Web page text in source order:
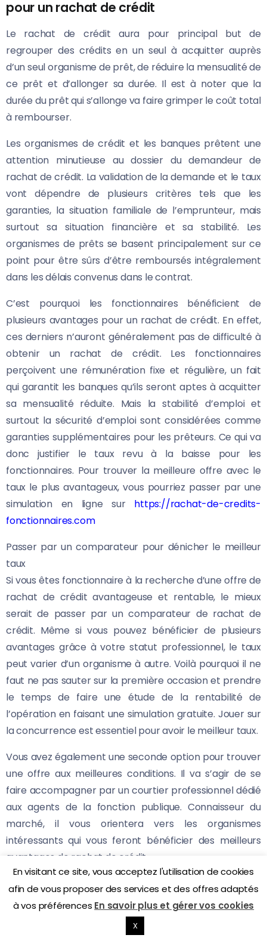
pour un rachat de crédit
Le rachat de crédit aura pour principal but de
regrouper des crédits en un seul à acquitter auprès
d’un seul organisme de prêt, de réduire la mensualité de
ce prêt et d’allonger sa durée. Il est à noter que la
durée du prêt qui s’allonge va faire grimper le coût total
à rembourser.
Les organismes de crédit et les banques prêtent une
attention minutieuse au dossier du demandeur de
rachat de crédit. La validation de la demande et le taux
vont dépendre de plusieurs critères tels que les
garanties, la situation familiale de l’emprunteur, mais
surtout sa situation financière et sa stabilité. Les
organismes de prêts se basent principalement sur ce
point pour être sûrs d’être remboursés intégralement
dans les délais convenus dans le contrat.
C’est pourquoi les fonctionnaires bénéficient de
plusieurs avantages pour un rachat de crédit. En effet,
ces derniers n’auront généralement pas de difficulté à
obtenir un rachat de crédit. Les fonctionnaires
perçoivent une rémunération fixe et régulière, un fait
qui garantit les banques qu’ils seront aptes à acquitter
sa mensualité réduite. Mais la stabilité d’emploi et
surtout la sécurité d’emploi sont considérées comme
garanties supplémentaires pour les prêteurs. Ce qui va
donc justifier le taux revu à la baisse pour les
fonctionnaires. Pour trouver la meilleure offre avec le
taux le plus avantageux, vous pourriez passer par une
simulation en ligne sur https://rachat-de-credits-
fonctionnaires.com
Passer par un comparateur pour dénicher le meilleur
taux
Si vous êtes fonctionnaire à la recherche d’une offre de
rachat de crédit avantageuse et rentable, le mieux
serait de passer par un comparateur de rachat de
crédit. Même si vous pouvez bénéficier de plusieurs
avantages grâce à votre statut professionnel, le taux
peut varier d’un organisme à autre. Voilà pourquoi il ne
faut ne pas sauter sur la première occasion et prendre
le temps de faire une étude de la rentabilité de
l’opération en faisant une simulation gratuite. Jouer sur
la concurrence est essentiel pour avoir le meilleur taux.
Vous avez également une seconde option pour trouver
une offre aux meilleures conditions. Il va s’agir de se
faire accompagner par un courtier professionnel dédié
aux agents de la fonction publique. Connaisseur du
marché, il vous orientera vers les organismes
intéressants qui vous feront bénéficier des meilleurs
avantages de rachat de crédit.
All Right Reserved!
En visitant ce site, vous acceptez l'utilisation de cookies
afin de vous proposer des services et des offres adaptés
à vos préférences En savoir plus et gérer vos cookies
X